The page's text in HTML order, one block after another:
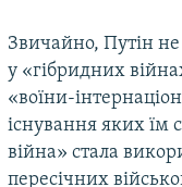
Звичайно, Путін
у «гібридних
«воїни-
існування яких їм
війна» стала
пересічних